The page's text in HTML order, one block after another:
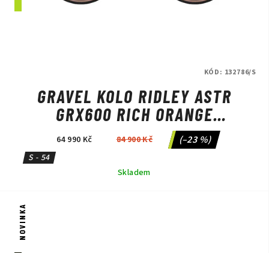
GRAVEL KOLO RIDLEY ASTR
GRX600 RICH ORANGE
METALLIC/BLACK METALLIC
64 990 Kč 84 900 Kč (–23 %)
S - 54
Skladem
KÓD: 132786/S
NOVINKA